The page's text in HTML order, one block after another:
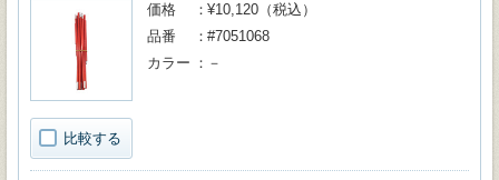
比較する
価格
¥10,120（税込）
品番
#7051068
カラー
－